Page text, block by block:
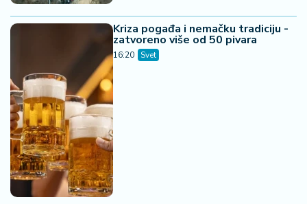
Kriza pogađa i nemačku tradiciju -
zatvoreno više od 50 pivara
16:20 Svet